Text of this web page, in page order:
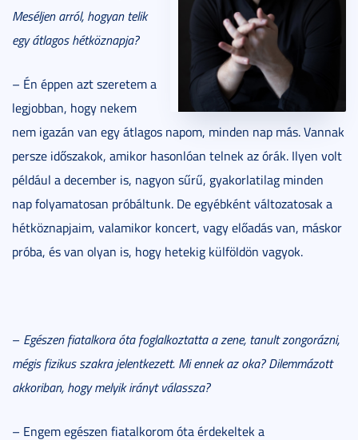
Meséljen arról, hogyan telik
egy átlagos hétköznapja?
– Én éppen azt szeretem a
legjobban, hogy nekem
nem igazán van egy átlagos napom, minden nap más. Vannak
persze időszakok, amikor hasonlóan telnek az órák. Ilyen volt
például a december is, nagyon sűrű, gyakorlatilag minden
nap folyamatosan próbáltunk. De egyébként változatosak a
hétköznapjaim, valamikor koncert, vagy előadás van, máskor
próba, és van olyan is, hogy hetekig külföldön vagyok.
– Egészen fiatalkora óta foglalkoztatta a zene, tanult zongorázni,
mégis fizikus szakra jelentkezett. Mi ennek az oka? Dilemmázott
akkoriban, hogy melyik irányt válassza?
– Engem egészen fiatalkorom óta érdekeltek a